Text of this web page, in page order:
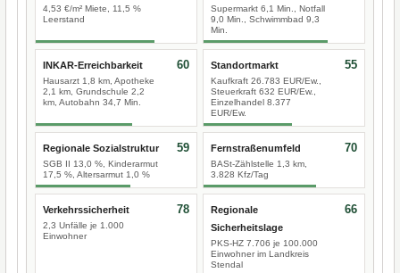
4,53 €/m² Miete, 11,5 %
Leerstand
Supermarkt 6,1 Min., Notfall
9,0 Min., Schwimmbad 9,3
Min.
INKAR-Erreichbarkeit
Hausarzt 1,8 km, Apotheke
2,1 km, Grundschule 2,2
km, Autobahn 34,7 Min.
60 Standortmarkt
Kaufkraft 26.783 EUR/Ew.,
Steuerkraft 632 EUR/Ew.,
Einzelhandel 8.377
EUR/Ew.
55
Regionale Sozialstruktur
SGB II 13,0 %, Kinderarmut
17,5 %, Altersarmut 1,0 %
59 Fernstraßenumfeld
BASt-Zählstelle 1,3 km,
3.828 Kfz/Tag
70
Verkehrssicherheit
2,3 Unfälle je 1.000
Einwohner
78
Regionale
Sicherheitslage
PKS-HZ 7.706 je 100.000
Einwohner im Landkreis
Stendal
66